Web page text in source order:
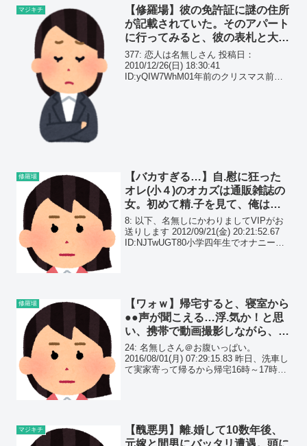
マジキチ
【修羅場】彼の免許証に謎の住所
が記載されていた。そのアパート
に行ってみると、彼の表札と大量
のゴミ、そして現れたのは…
377: 恋人は名無しさん 投稿日：
2010/12/26(日) 18:30:41
ID:yQIW7WhM01年前のクリスマス前の
修羅場
【バカすぎる…】自.慰に狂った
オレ(小４)のオカズは通販雑誌の
女。初めて精.子を見て、俺は
『糖尿』になったと勘違いし…
8: 以下、名無しにかわりましてVIPがお
送りします 2012/09/21(金) 20:21:52.67
ID:NJTwUGT80小学四年生でオナニー狂
修羅場
【ワォｗ】帰宅すると、寝室から
●●声が聞こえる…浮.気か！と思
い、携帯で動画撮影しながら、ド
アバーン！したら…
24: 名無しさん＠お腹いっぱい。
2016/08/01(月) 07:29:15.83 昨日、洗車し
て実家寄って帰るから帰宅16時～17時く
マジキチ
【醜悪男】離.婚して10数年後、
元嫁と間男にバッタリ遭遇。頭に